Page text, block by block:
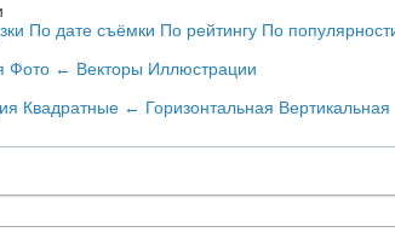
По дате съёмки По рейтингу По
Фото ← Векторы Иллюстрации
Квадратные ← Горизонтальная Вертикальная